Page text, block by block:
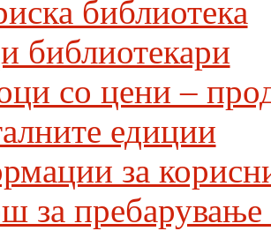
библиотека
библиотекари
со цени –
едиции
за
за